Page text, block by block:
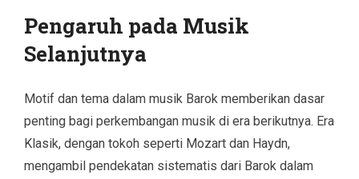
Pengaruh pada Musik
Selanjutnya
Motif dan tema dalam musik Barok memberikan dasar
penting bagi perkembangan musik di era berikutnya. Era
Klasik, dengan tokoh seperti Mozart dan Haydn,
mengambil pendekatan sistematis dari Barok dalam